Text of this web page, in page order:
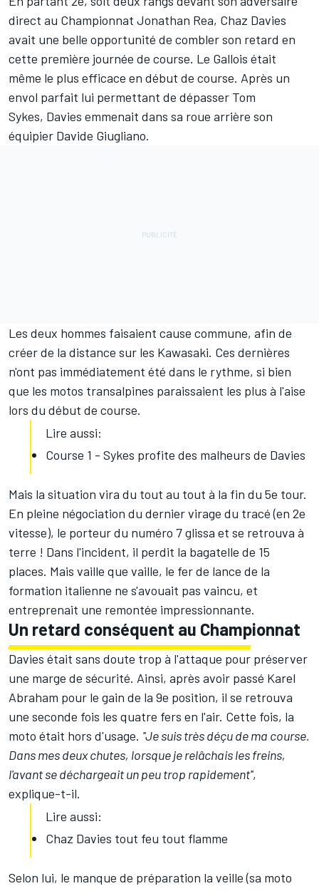
direct au Championnat Jonathan Rea, Chaz Davies
avait une belle opportunité de combler son retard en
cette première journée de course. Le Gallois était
même le plus efficace en début de course. Après un
envol parfait lui permettant de dépasser Tom
Sykes, Davies emmenait dans sa roue arrière son
équipier Davide Giugliano.
Les deux hommes faisaient cause commune, afin de
créer de la distance sur les Kawasaki. Ces dernières
n'ont pas immédiatement été dans le rythme, si bien
que les motos transalpines paraissaient les plus à l'aise
lors du début de course.
Lire aussi:
Course 1 - Sykes profite des malheurs de Davies
Mais la situation vira du tout au tout à la fin du 5e tour.
En pleine négociation du dernier virage du tracé (en 2e
vitesse), le porteur du numéro 7 glissa et se retrouva à
terre ! Dans l'incident, il perdit la bagatelle de 15
places. Mais vaille que vaille, le fer de lance de la
formation italienne ne s'avouait pas vaincu, et
entreprenait une remontée impressionnante.
Un retard conséquent au Championnat
Davies était sans doute trop à l'attaque pour préserver
une marge de sécurité. Ainsi, après avoir passé Karel
Abraham pour le gain de la 9e position, il se retrouva
une seconde fois les quatre fers en l'air. Cette fois, la
moto était hors d'usage. ''Je suis très déçu de ma course.
Dans mes deux chutes, lorsque je relâchais les freins,
l'avant se déchargeait un peu trop rapidement'',
explique-t-il.
Lire aussi:
Chaz Davies tout feu tout flamme
Selon lui, le manque de préparation la veille (sa moto